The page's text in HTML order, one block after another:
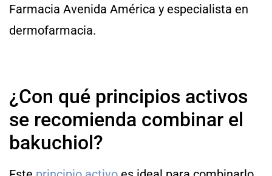
Farmacia Avenida América y especialista en
dermofarmacia.
¿Con qué principios activos
se recomienda combinar el
bakuchiol?